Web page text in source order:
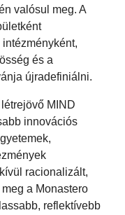
valósul meg. A
és a
újradefiniálni.
MIND
innovációs
racionalizált,
a Monastero
reflektívebb